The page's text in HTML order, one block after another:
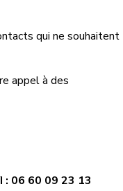
qui ne souhaitent
appel à des
: 06 60 09 23 13